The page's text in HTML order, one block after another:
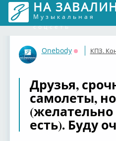
НА
Музыкальная
соцсеть
Onebody
Оффлайн
КПЗ.
Друзья,
самолеты,
(желательно
есть). Буду